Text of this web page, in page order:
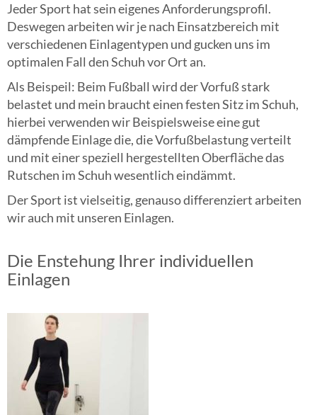
Jeder Sport hat sein eigenes Anforderungsprofil.
Deswegen arbeiten wir je nach Einsatzbereich mit
verschiedenen Einlagentypen und gucken uns im
optimalen Fall den Schuh vor Ort an.
Als Beispeil: Beim Fußball wird der Vorfuß stark
belastet und mein braucht einen festen Sitz im Schuh,
hierbei verwenden wir Beispielsweise eine gut
dämpfende Einlage die, die Vorfußbelastung verteilt
und mit einer speziell hergestellten Oberfläche das
Rutschen im Schuh wesentlich eindämmt.
Der Sport ist vielseitig, genauso differenziert arbeiten
wir auch mit unseren Einlagen.
Die Enstehung Ihrer individuellen
Einlagen